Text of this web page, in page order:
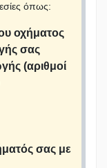
όπως:
οχήματος
σας
(αριθμοί
σας με